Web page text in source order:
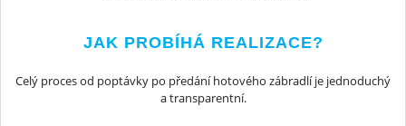
JAK PROBÍHÁ REALIZACE?
Celý proces od poptávky po předání hotového zábradlí je jednoduchý
a transparentní.